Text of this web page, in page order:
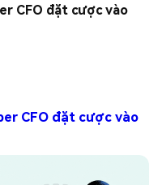
CFO đặt cược vào
CFO đặt cược vào